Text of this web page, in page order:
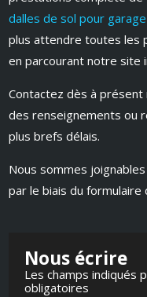
dalles de sol pour
plus attendre toutes les
en parcourant notre site
Contactez dès à
des renseignements ou
plus brefs délais.
Nous sommes
par le biais du
Nous écrire
Les champs indiqués
obligatoires